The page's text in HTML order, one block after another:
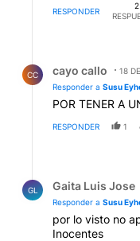
RESPONDER
2
CC cayo callo
18
Responder a Susu
POR TENER A
RESPONDER 1
GL Gaita Luis Jose
Responder a Susu
por lo visto no
Inocentes